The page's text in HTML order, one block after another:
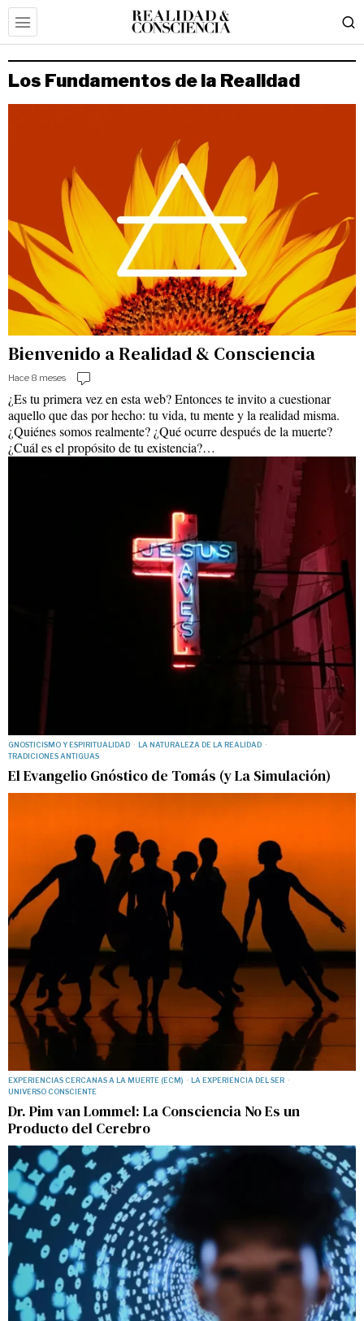
Los Fundamentos de la Realidad
Bienvenido a Realidad & Consciencia
Hace 8 meses
¿Es tu primera vez en esta web? Entonces te invito a cuestionar
aquello que das por hecho: tu vida, tu mente y la realidad misma.
¿Quiénes somos realmente? ¿Qué ocurre después de la muerte?
¿Cuál es el propósito de tu existencia?…
GNOSTICISMO Y ESPIRITUALIDAD · LA NATURALEZA DE LA REALIDAD ·
TRADICIONES ANTIGUAS
El Evangelio Gnóstico de Tomás (y La Simulación)
EXPERIENCIAS CERCANAS A LA MUERTE (ECM) · LA EXPERIENCIA DEL SER ·
UNIVERSO CONSCIENTE
Dr. Pim van Lommel: La Consciencia No Es un
Producto del Cerebro